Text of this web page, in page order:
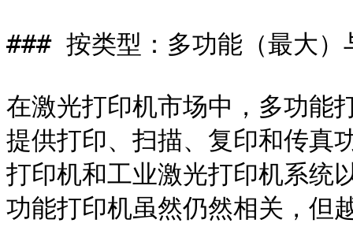
### 按类型：多功能（最大）
在激光打印机市场中，多功能
提供打印、扫描、复印和传真
打印机和工业激光打印机系统
功能打印机虽然仍然相关，但